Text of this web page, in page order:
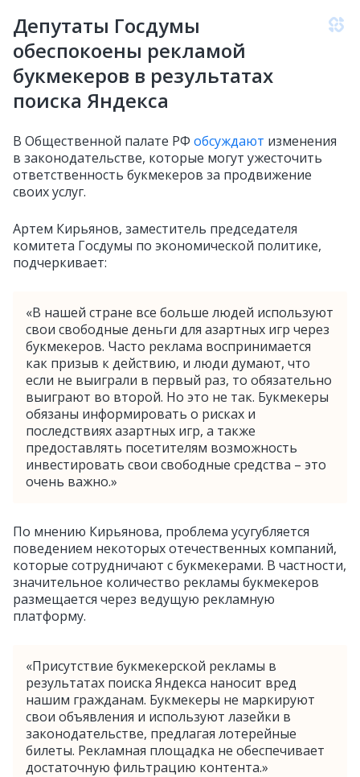
Депутаты Госдумы
обеспокоены рекламой
букмекеров в результатах
поиска Яндекса
В Общественной палате РФ обсуждают изменения
в законодательстве, которые могут ужесточить
ответственность букмекеров за продвижение
своих услуг.
Артем Кирьянов, заместитель председателя
комитета Госдумы по экономической политике,
подчеркивает:
«В нашей стране все больше людей используют
свои свободные деньги для азартных игр через
букмекеров. Часто реклама воспринимается
как призыв к действию, и люди думают, что
если не выиграли в первый раз, то обязательно
выиграют во второй. Но это не так. Букмекеры
обязаны информировать о рисках и
последствиях азартных игр, а также
предоставлять посетителям возможность
инвестировать свои свободные средства – это
очень важно.»
По мнению Кирьянова, проблема усугубляется
поведением некоторых отечественных компаний,
которые сотрудничают с букмекерами. В частности,
значительное количество рекламы букмекеров
размещается через ведущую рекламную
платформу.
«Присутствие букмекерской рекламы в
результатах поиска Яндекса наносит вред
нашим гражданам. Букмекеры не маркируют
свои объявления и используют лазейки в
законодательстве, предлагая лотерейные
билеты. Рекламная площадка не обеспечивает
достаточную фильтрацию контента.»